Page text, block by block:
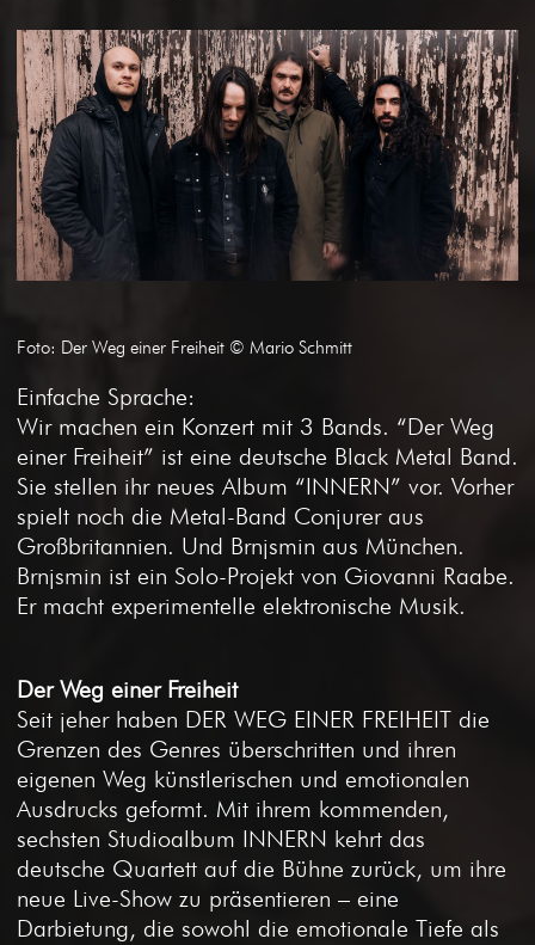
Foto: Der Weg einer Freiheit © Mario Schmitt
Einfache Sprache:
Wir machen ein Konzert mit 3 Bands. “Der Weg
einer Freiheit” ist eine deutsche Black Metal Band.
Sie stellen ihr neues Album “INNERN” vor. Vorher
spielt noch die Metal-Band Conjurer aus
Großbritannien. Und Brnjsmin aus München.
Brnjsmin ist ein Solo-Projekt von Giovanni Raabe.
Er macht experimentelle elektronische Musik.
Der Weg einer Freiheit
Seit jeher haben DER WEG EINER FREIHEIT die
Grenzen des Genres überschritten und ihren
eigenen Weg künstlerischen und emotionalen
Ausdrucks geformt. Mit ihrem kommenden,
sechsten Studioalbum INNERN kehrt das
deutsche Quartett auf die Bühne zurück, um ihre
neue Live-Show zu präsentieren – eine
Darbietung, die sowohl die emotionale Tiefe als